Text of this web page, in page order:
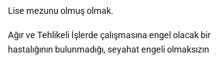
Lise mezunu olmuş olmak.
Ağır ve Tehlikeli İşlerde çalışmasına engel olacak bir
hastalığının bulunmadığı, seyahat engeli olmaksızın